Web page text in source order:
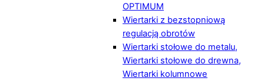
OPTIMUM
Wiertarki z bezstopniową
regulacją obrotów
Wiertarki stołowe do metalu,
Wiertarki stołowe do drewna,
Wiertarki kolumnowe